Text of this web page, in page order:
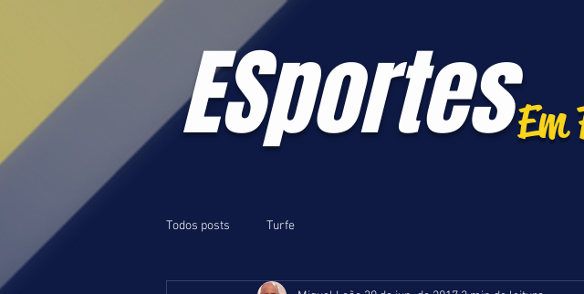
ESportesEm
Todos posts Turfe